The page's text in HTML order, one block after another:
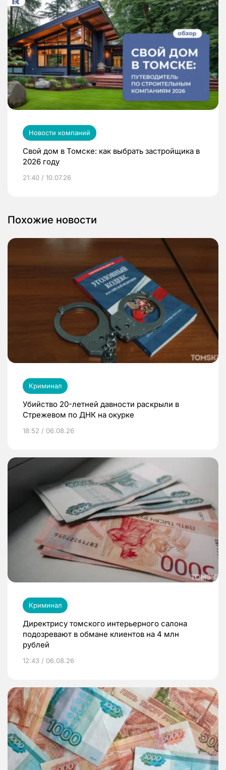
Новости компаний
Свой дом в Томске: как выбрать застройщика в
2026 году
21:40 / 10.07.26
Похожие новости
Криминал
Убийство 20-летней давности раскрыли в
Стрежевом по ДНК на окурке
18:52 / 06.08.26
Криминал
Директрису томского интерьерного салона
подозревают в обмане клиентов на 4 млн
рублей
12:43 / 06.08.26